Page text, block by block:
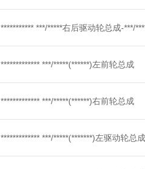
*********** ***/*****右后驱动轮总成-***/
************* ***/*****(******)左前轮总成
************* ***/*****(******)右前轮总成
************* ***/*****(*******)左驱动轮总成